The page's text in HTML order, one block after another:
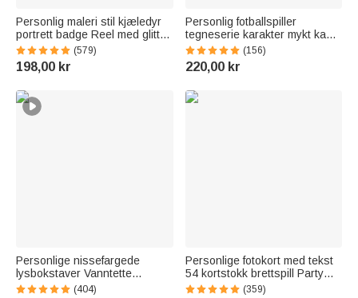
Personlig maleri stil kjæledyr
portrett badge Reel med glitter
Paw Print Charm for
veterinærsykepleier
kjæledyrelsker gave
(579)
198,00 kr
Personlig fotballspiller
tegneserie karakter mykt kaste
teppe med navn
Hjemmeinnredning
Bursdagsgave til fotballsport
(156)
220,00 kr
Personlige nissefargede
lysbokstaver Vanntette
klistremerker Initialnavn
(404)
Personlige fotokort med tekst
54 kortstokk brettspill Party
Favor Underholdning
(359)